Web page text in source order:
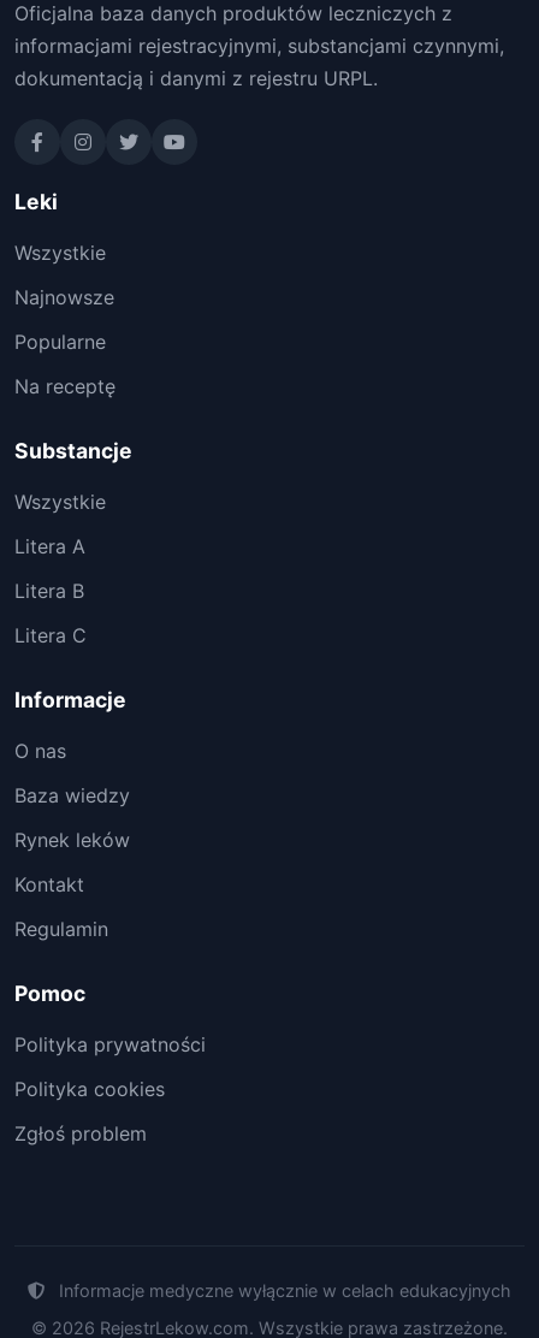
Oficjalna baza danych produktów leczniczych z
informacjami rejestracyjnymi, substancjami czynnymi,
dokumentacją i danymi z rejestru URPL.
Leki
Wszystkie
Najnowsze
Popularne
Na receptę
Substancje
Wszystkie
Litera A
Litera B
Litera C
Informacje
O nas
Baza wiedzy
Rynek leków
Kontakt
Regulamin
Pomoc
Polityka prywatności
Polityka cookies
Zgłoś problem
Informacje medyczne wyłącznie w celach edukacyjnych
© 2026 RejestrLekow.com. Wszystkie prawa zastrzeżone.